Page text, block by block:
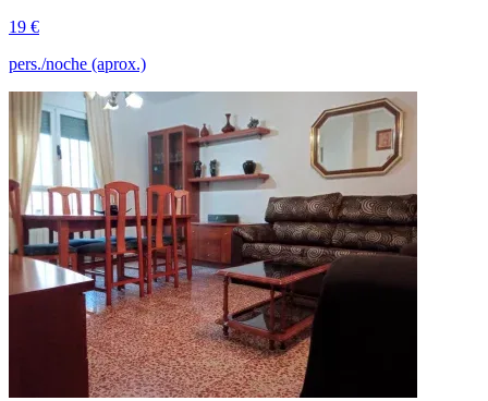
19 €
pers./noche (aprox.)